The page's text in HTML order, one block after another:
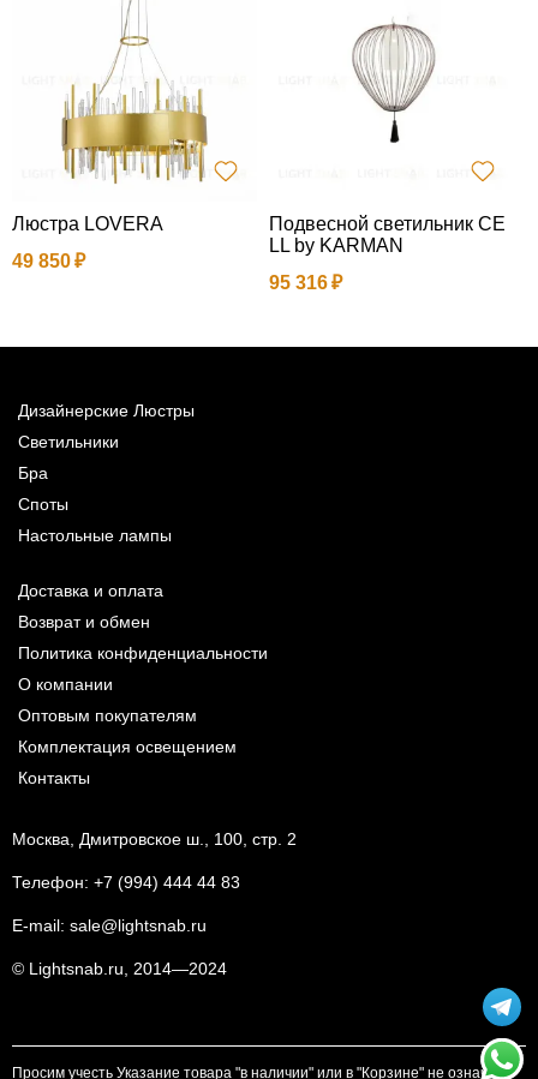
Люстра LOVERA
49 850
Подвесной светильник CE
LL by KARMAN
95 316
Дизайнерские Люстры
Светильники
Бра
Споты
Настольные лампы
Доставка и оплата
Возврат и обмен
Политика конфиденциальности
О компании
Оптовым покупателям
Комплектация освещением
Контакты
Москва, Дмитровское ш., 100, стр. 2
Телефон: +7 (994) 444 44 83
E-mail: sale@lightsnab.ru
© Lightsnab.ru, 2014—2024
Просим учесть Указание товара "в наличии" или в "Корзине" не означает